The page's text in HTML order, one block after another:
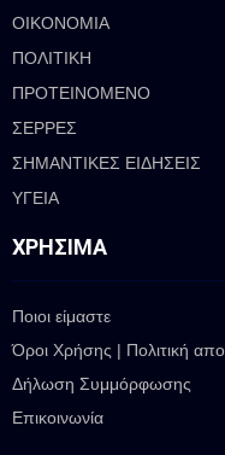
ΟΙΚΟΝΟΜΙΑ
ΠΟΛΙΤΙΚΗ
ΠΡΟΤΕΙΝΟΜΕΝΟ
ΣΕΡΡΕΣ
ΣΗΜΑΝΤΙΚΕΣ ΕΙΔΗΣΕΙΣ
ΥΓΕΙΑ
ΧΡΉΣΙΜΑ
Ποιοι είμαστε
Όροι Χρήσης | Πολιτική
Δήλωση Συμμόρφωσης
Επικοινωνία